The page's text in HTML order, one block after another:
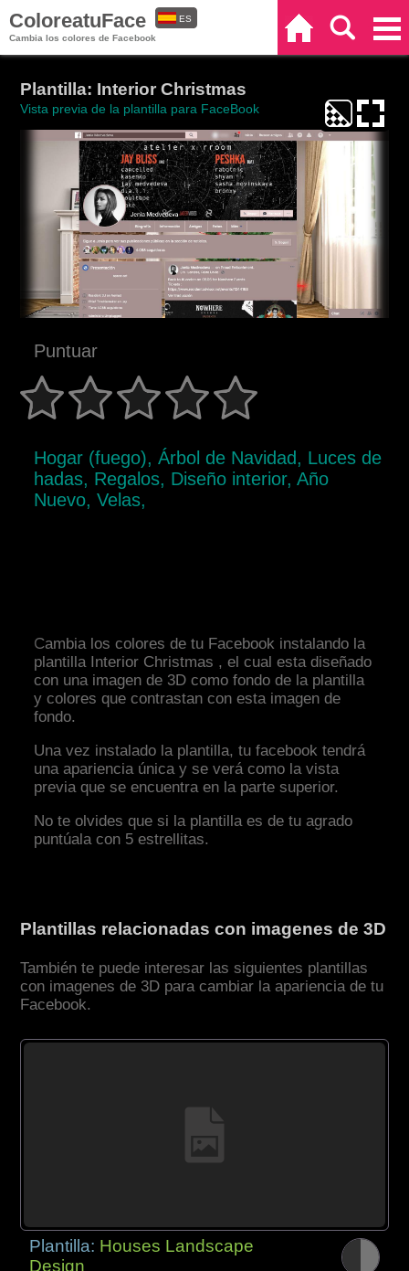
ColoreatuFace
Cambia los colores de Facebook
ES
Plantilla: Interior Christmas
Vista previa de la plantilla para FaceBook
Puntuar
Hogar (fuego), Árbol de Navidad, Luces de
hadas, Regalos, Diseño interior, Año
Nuevo, Velas,
Cambia los colores de tu Facebook instalando la
plantilla Interior Christmas , el cual esta diseñado
con una imagen de 3D como fondo de la plantilla
y colores que contrastan con esta imagen de
fondo.
Una vez instalado la plantilla, tu facebook tendrá
una apariencia única y se verá como la vista
previa que se encuentra en la parte superior.
No te olvides que si la plantilla es de tu agrado
puntúala con 5 estrellitas.
Plantillas relacionadas con imagenes de 3D
También te puede interesar las siguientes plantillas
con imagenes de 3D para cambiar la apariencia de tu
Facebook.
Plantilla: Houses Landscape
Design